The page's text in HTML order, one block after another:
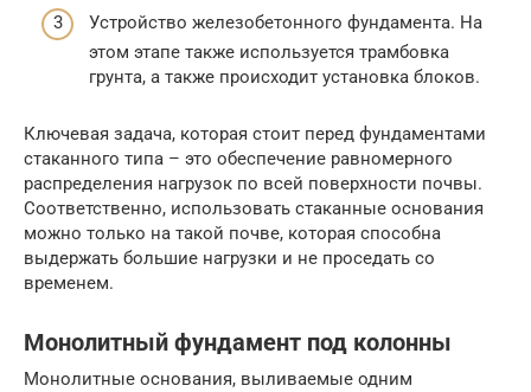
Устройство железобетонного фундамента. На
этом этапе также используется трамбовка
грунта, а также происходит установка блоков.
Ключевая задача, которая стоит перед фундаментами
стаканного типа – это обеспечение равномерного
распределения нагрузок по всей поверхности почвы.
Соответственно, использовать стаканные основания
можно только на такой почве, которая способна
выдержать большие нагрузки и не проседать со
временем.
Монолитный фундамент под колонны
Монолитные основания, выливаемые одним